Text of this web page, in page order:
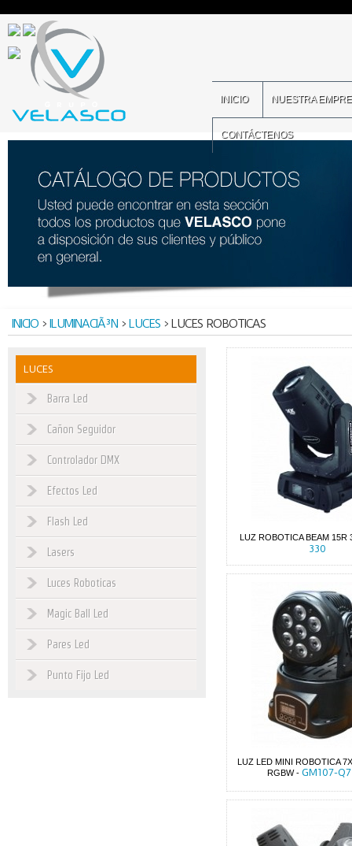
INICIO NUESTRA
CONTÁCTENOS
INICIO > ILUMINACIÃ³N > LUCES > LUCES ROBOTICAS
LUCES
Barra Led
Cañon Seguidor
Controlador DMX
Efectos Led
Flash Led
Lasers
Luces Roboticas
Magic Ball Led
Pares Led
Punto Fijo Led
LUZ ROBOTICA BEAM 15R
330
LUZ LED MINI ROBOTICA
RGBW- GM107-